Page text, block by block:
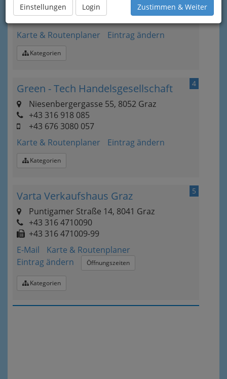
Einstellungen Login Zustimmen & Weiter
+43 316 583 531
+43 316 583 531-32
Karte & Routenplaner
Eintrag ändern
Kategorien
4
Green - Tech Handelsgesellschaft
Niesenbergergasse 55, 8052 Graz
+43 316 918 085
+43 676 3080 057
Karte & Routenplaner
Eintrag ändern
Kategorien
5
Varta Verkaufshaus Graz
Puntigamer Straße 14, 8041 Graz
+43 316 4710090
+43 316 471009-99
E-Mail
Karte & Routenplaner
Eintrag ändern
Öffnungszeiten
Kategorien